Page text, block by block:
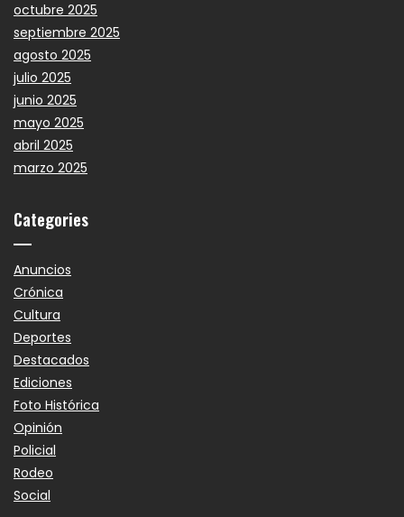
octubre 2025
septiembre 2025
agosto 2025
julio 2025
junio 2025
mayo 2025
abril 2025
marzo 2025
Categories
Anuncios
Crónica
Cultura
Deportes
Destacados
Ediciones
Foto Histórica
Opinión
Policial
Rodeo
Social